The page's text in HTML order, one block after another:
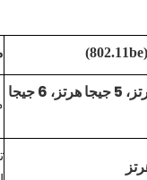
2.4 جيجا هرتز، 5 جيجا هرتز، 6 جيجا